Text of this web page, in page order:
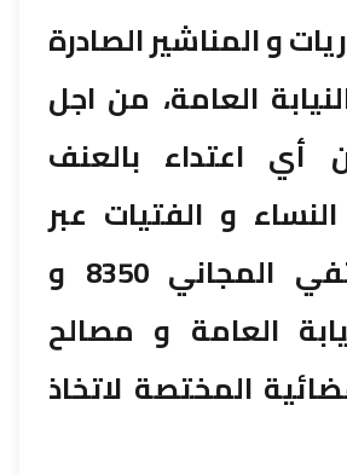
و المناشير الصادرة
العامة، من اجل
أي اعتداء بالعنف
و الفتيات عبر
الرقم الهاتفي المجاني 8350 و
العامة و مصالح
المختصة لاتخاذ